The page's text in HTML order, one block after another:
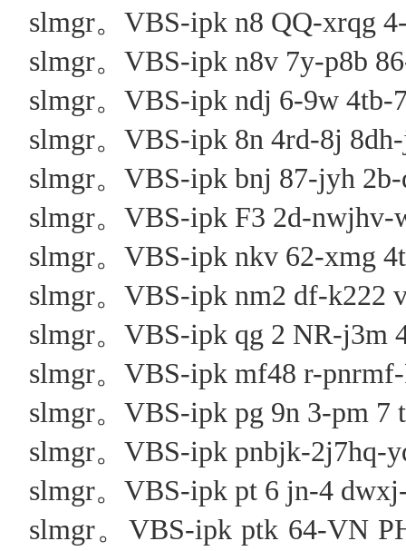
slmgr。VBS-ipk n8 QQ-xrqg
slmgr。VBS-ipk n8v 7y-p8b
slmgr。VBS-ipk ndj 6-9w 4tb-
slmgr。VBS-ipk 8n 4rd-8j
slmgr。VBS-ipk bnj 87-jyh
slmgr。VBS-ipk F3 2d-
slmgr。VBS-ipk nkv 62-xmg
slmgr。VBS-ipk nm2 df-k222
slmgr。VBS-ipk qg 2 NR-j3m
slmgr。VBS-ipk mf48 r-
slmgr。VBS-ipk pg 9n 3-pm
slmgr。VBS-ipk pnbjk-2j7hq-
slmgr。VBS-ipk pt 6 jn-4
slmgr。VBS-ipk ptk 64-VN